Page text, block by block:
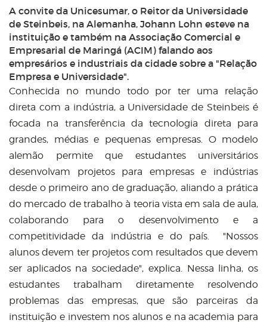
A convite da Unicesumar, o Reitor da Universidade
de Steinbeis, na Alemanha, Johann Lohn esteve na
instituição e também na Associação Comercial e
Empresarial de Maringá (ACIM) falando aos
empresários e industriais da cidade sobre a "Relação
Empresa e Universidade".
Conhecida no mundo todo por ter uma relação
direta com a indústria, a Universidade de Steinbeis é
focada na transferência da tecnologia direta para
grandes, médias e pequenas empresas. O modelo
alemão permite que estudantes universitários
desenvolvam projetos para empresas e indústrias
desde o primeiro ano de graduação, aliando a prática
do mercado de trabalho à teoria vista em sala de aula,
colaborando para o desenvolvimento e a
competitividade da indústria e do país. "Nossos
alunos devem ter projetos com resultados que devem
ser aplicados na sociedade", explica. Nessa linha, os
estudantes trabalham diretamente resolvendo
problemas das empresas, que são parceiras da
instituição e investem nos alunos e na academia para